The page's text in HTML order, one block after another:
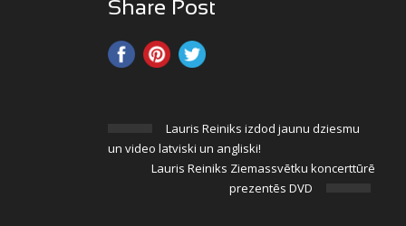
Share Post
Lauris Reiniks izdod jaunu dziesmu
un video latviski un angliski!
Lauris Reiniks Ziemassvētku koncerttūrē
prezentēs DVD